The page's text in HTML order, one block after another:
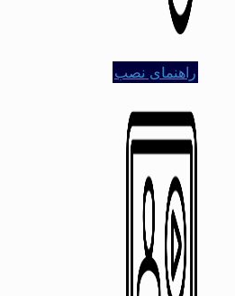
راهنمای نصب